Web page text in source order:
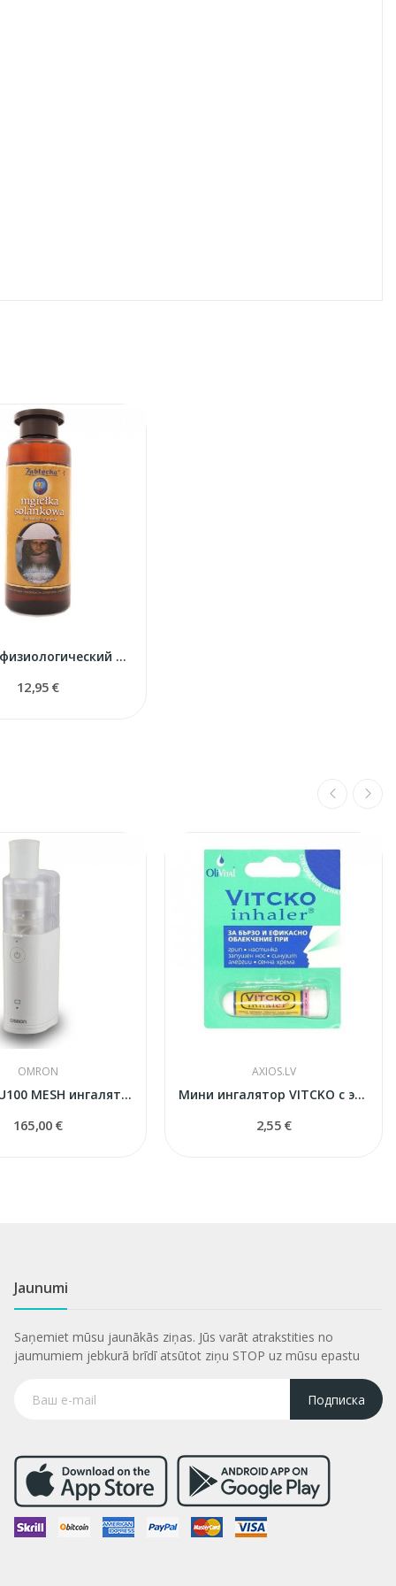
Раствор физиологический для гигиены носа 950 ml
12,95 €
OMRON
MicroAir U100 MESH ингалятор
165,00 €
AXIOS.LV
Мини ингалятор VITCKO с эфирными маслами
2,55 €
Jaunumi
Saņemiet mūsu jaunākās ziņas. Jūs varāt atrakstities no
jaumumiem jebkurā brīdī atsūtot ziņu STOP uz mūsu epastu
Подписка